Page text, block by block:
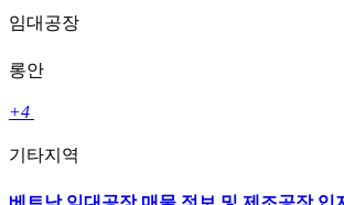
임대공장
롱안
+4
기타지역